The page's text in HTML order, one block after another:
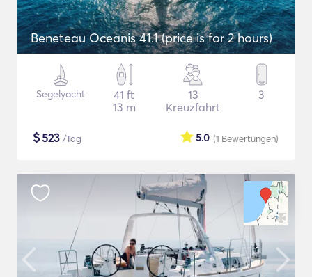
Beneteau Oceanis 41.1 (price is for 2 hours)
Segelyacht
41 ft
13 m
13
Kreuzfahrt
3
$523 /Tag (1 Bewertungen)
5.0